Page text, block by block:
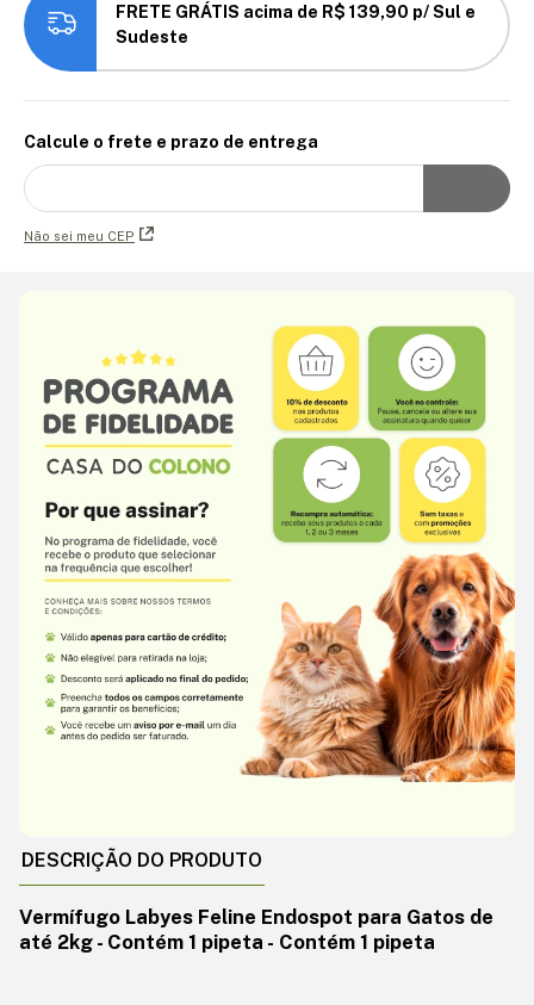
FRETE GRÁTIS acima de R$ 139,90 p/ Sul e
Sudeste
Calcule o frete e prazo de entrega
Não sei meu CEP
DESCRIÇÃO DO PRODUTO
Vermífugo Labyes Feline Endospot para Gatos de
até 2kg - Contém 1 pipeta - Contém 1 pipeta